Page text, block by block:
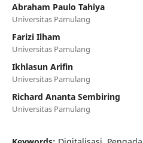
Abraham Paulo Tahiya
Universitas Pamulang
Farizi Ilham
Universitas Pamulang
Ikhlasun Arifin
Universitas Pamulang
Richard Ananta Sembiring
Universitas Pamulang